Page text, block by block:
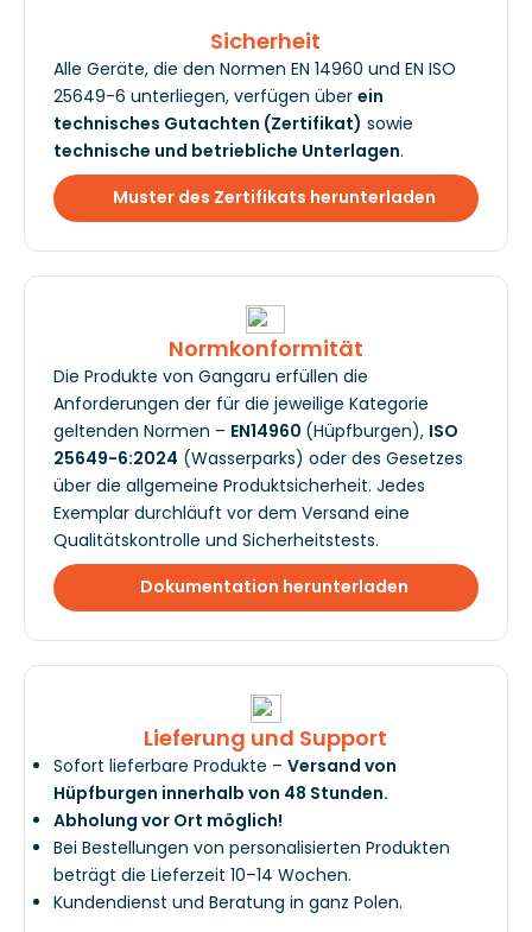
Sicherheit
Alle Geräte, die den Normen EN 14960 und EN ISO
25649-6 unterliegen, verfügen über ein
technisches Gutachten (Zertifikat) sowie
technische und betriebliche Unterlagen.
Muster des Zertifikats herunterladen
Normkonformität
Die Produkte von Gangaru erfüllen die
Anforderungen der für die jeweilige Kategorie
geltenden Normen – EN14960 (Hüpfburgen), ISO
25649-6:2024 (Wasserparks) oder des Gesetzes
über die allgemeine Produktsicherheit. Jedes
Exemplar durchläuft vor dem Versand eine
Qualitätskontrolle und Sicherheitstests.
Dokumentation herunterladen
Lieferung und Support
Sofort lieferbare Produkte – Versand von
Hüpfburgen innerhalb von 48 Stunden.
Abholung vor Ort möglich!
Bei Bestellungen von personalisierten Produkten
beträgt die Lieferzeit 10–14 Wochen.
Kundendienst und Beratung in ganz Polen.